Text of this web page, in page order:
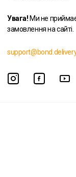
Увага! Ми не
замовлення на сайті.